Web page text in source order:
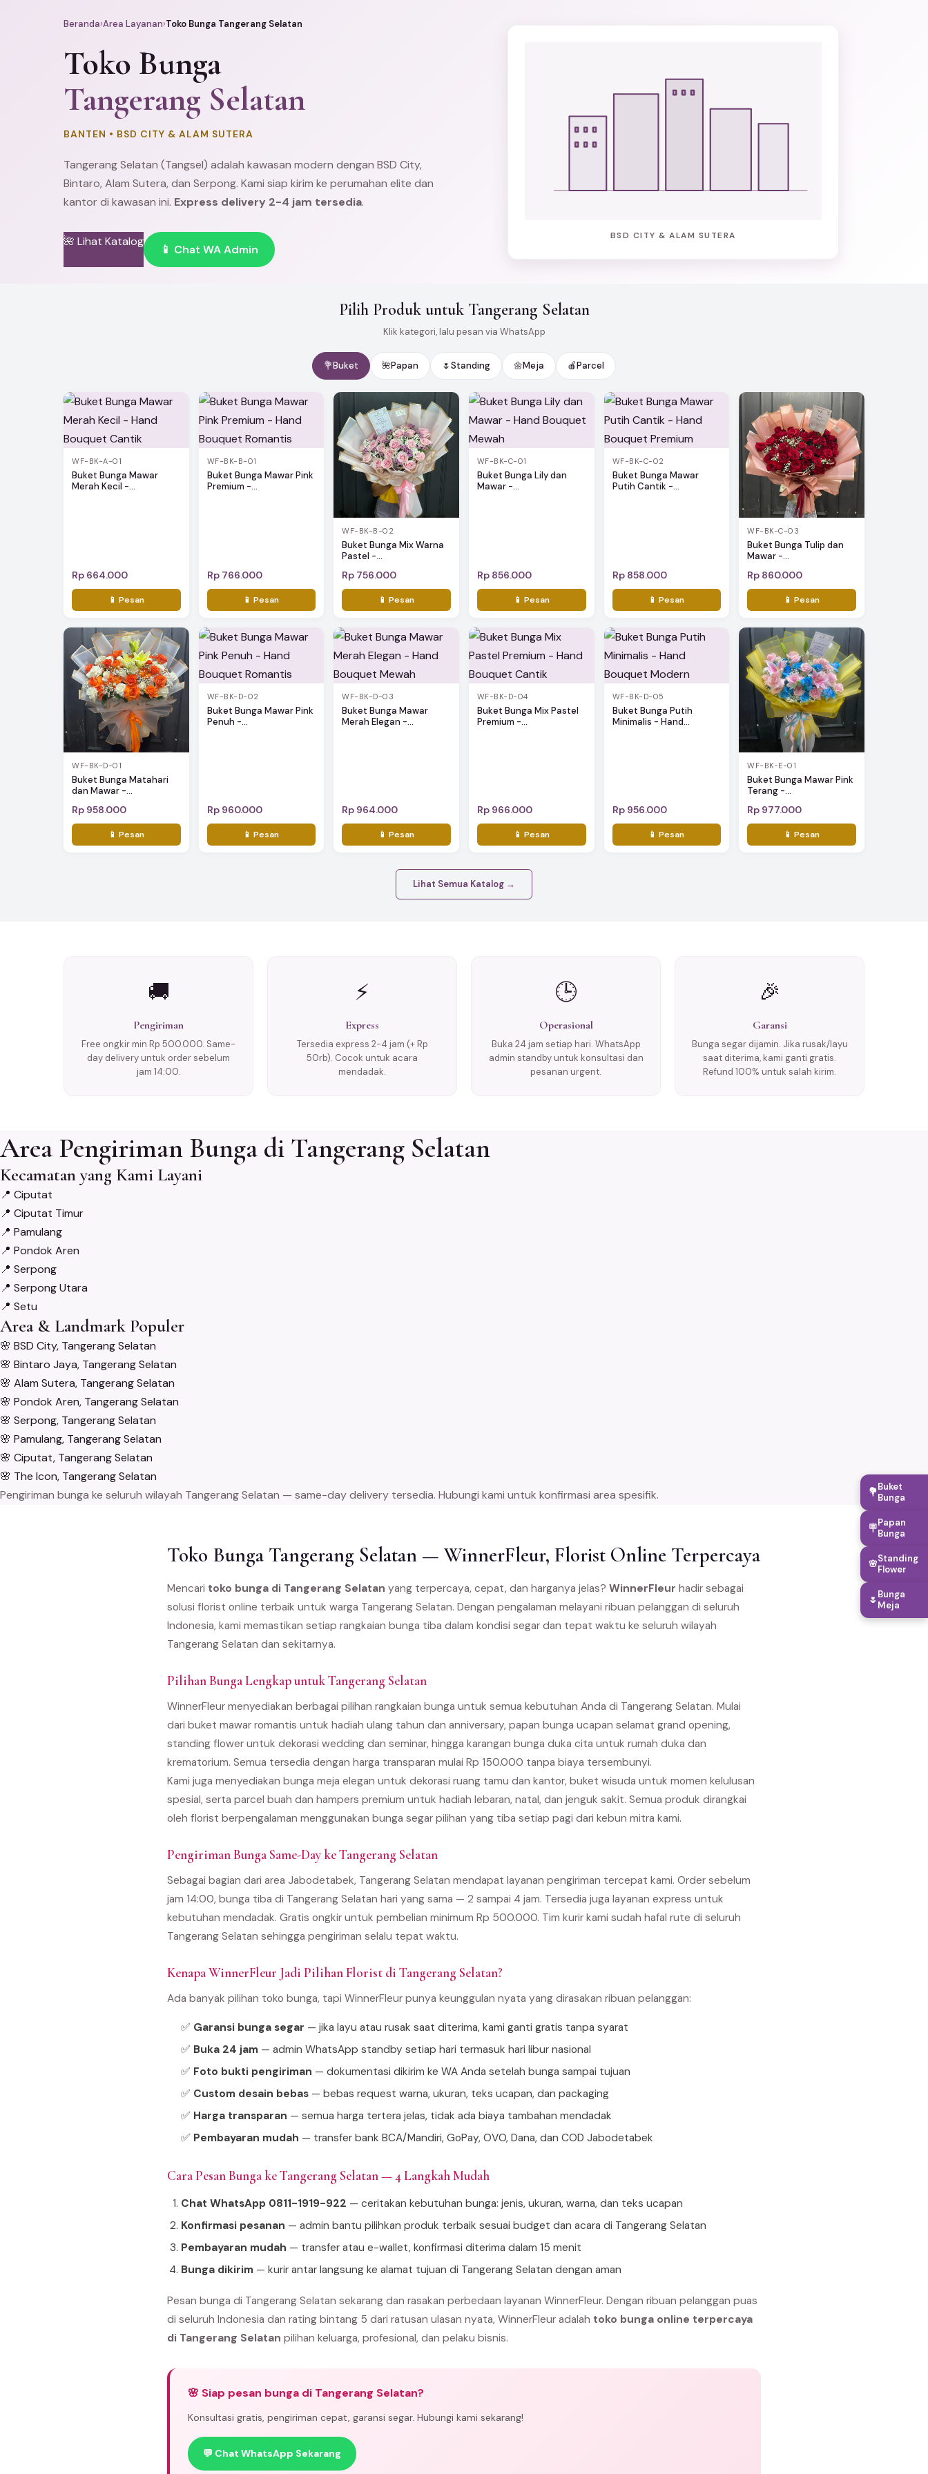
Beranda›Area Layanan›Toko Bunga Tangerang Selatan
Toko Bunga
Tangerang Selatan
BANTEN • BSD CITY & ALAM SUTERA
TangerangSelatan (Tangsel) adalah kawasan modern dengan BSD City,
Bintaro, Alam Sutera, dan Serpong. Kami siap kirim ke perumahan elite dan
kantor di kawasan ini. Express delivery 2-4 jam tersedia.
🌺 Lihat Katalog
📱 Chat WA Admin
BSD CITY & ALAM SUTERA
Pilih Produk untuk Tangerang Selatan
Klik kategori, lalu pesan via WhatsApp
💐Buket 🌺Papan 🌷Standing 🌼Meja 🍎Parcel
WF-BK-A-01
Buket Bunga Mawar
Merah Kecil -...
Rp 664.000
📱 Pesan
WF-BK-B-01
Buket Bunga Mawar Pink
Premium -...
Rp 766.000
📱 Pesan
WF-BK-B-02
Buket Bunga Mix Warna
Pastel -...
Rp 756.000
📱 Pesan
WF-BK-C-01
Buket Bunga Lily dan
Mawar -...
Rp 856.000
📱 Pesan
WF-BK-C-02
Buket Bunga Mawar
Putih Cantik -...
Rp 858.000
📱 Pesan
WF-BK-C-03
Buket Bunga Tulip dan
Mawar -...
Rp 860.000
📱 Pesan
WF-BK-D-01
Buket Bunga Matahari
dan Mawar -...
Rp 958.000
📱 Pesan
WF-BK-D-02
Buket Bunga Mawar Pink
Penuh -...
Rp 960.000
📱 Pesan
WF-BK-D-03
Buket Bunga Mawar
Merah Elegan -...
Rp 964.000
📱 Pesan
WF-BK-D-04
Buket Bunga Mix Pastel
Premium -...
Rp 966.000
📱 Pesan
WF-BK-D-05
Buket Bunga Putih
Minimalis - Hand...
Rp 956.000
📱 Pesan
WF-BK-E-01
Buket Bunga Mawar Pink
Terang -...
Rp 977.000
📱 Pesan
Lihat Semua Katalog →
🚚
Pengiriman
Free ongkir min Rp 500.000. Same-
day delivery untuk order sebelum
jam 14:00.
⚡
Express
Tersedia express 2-4 jam (+ Rp
50rb). Cocok untuk acara
mendadak.
🕒
Operasional
Buka 24 jam setiap hari. WhatsApp
admin standby untuk konsultasi dan
pesanan urgent.
🎉
Garansi
Bunga segar dijamin. Jika rusak/layu
saat diterima, kami ganti gratis.
Refund 100% untuk salah kirim.
Area Pengiriman Bunga di Tangerang Selatan
Kecamatan yang Kami Layani
📍 Ciputat
📍 Ciputat Timur
📍 Pamulang
📍 Pondok Aren
📍 Serpong
📍 Serpong Utara
📍 Setu
Area & Landmark Populer
🌸 BSD City, Tangerang Selatan
🌸 Bintaro Jaya, Tangerang Selatan
🌸 Alam Sutera, Tangerang Selatan
🌸 Pondok Aren, Tangerang Selatan
🌸 Serpong, Tangerang Selatan
🌸 Pamulang, Tangerang Selatan
🌸 Ciputat, Tangerang Selatan
🌸 The Icon, Tangerang Selatan
Pengiriman bunga ke seluruh wilayah Tangerang Selatan — same-day delivery tersedia. Hubungi kami untuk konfirmasi area spesifik.
Toko Bunga Tangerang Selatan — WinnerFleur, Florist Online Terpercaya
Mencari toko bunga di Tangerang Selatan yang terpercaya, cepat, dan harganya jelas? WinnerFleur hadir sebagai
solusi florist online terbaik untuk warga Tangerang Selatan. Dengan pengalaman melayani ribuan pelanggan di seluruh
Indonesia, kami memastikan setiap rangkaian bunga tiba dalam kondisi segar dan tepat waktu ke seluruh wilayah
Tangerang Selatan dan sekitarnya.
Pilihan Bunga Lengkap untuk Tangerang Selatan
WinnerFleur menyediakan berbagai pilihan rangkaian bunga untuk semua kebutuhan Anda di Tangerang Selatan. Mulai
dari buket mawar romantis untuk hadiah ulang tahun dan anniversary, papan bunga ucapan selamat grand opening,
standing flower untuk dekorasi wedding dan seminar, hingga karangan bunga duka cita untuk rumah duka dan
krematorium. Semua tersedia dengan harga transparan mulai Rp 150.000 tanpa biaya tersembunyi.
Kami juga menyediakan bunga meja elegan untuk dekorasi ruang tamu dan kantor, buket wisuda untuk momen kelulusan
spesial, serta parcel buah dan hampers premium untuk hadiah lebaran, natal, dan jenguk sakit. Semua produk dirangkai
oleh florist berpengalaman menggunakan bunga segar pilihan yang tiba setiap pagi dari kebun mitra kami.
Pengiriman Bunga Same-Day ke Tangerang Selatan
Sebagai bagian dari area Jabodetabek, Tangerang Selatan mendapat layanan pengiriman tercepat kami. Order sebelum
jam 14:00, bunga tiba di Tangerang Selatan hari yang sama — 2 sampai 4 jam. Tersedia juga layanan express untuk
kebutuhan mendadak. Gratis ongkir untuk pembelian minimum Rp 500.000. Tim kurir kami sudah hafal rute di seluruh
Tangerang Selatan sehingga pengiriman selalu tepat waktu.
Kenapa WinnerFleur Jadi Pilihan Florist di Tangerang Selatan?
Ada banyak pilihan toko bunga, tapi WinnerFleur punya keunggulan nyata yang dirasakan ribuan pelanggan:
✅ Garansi bunga segar — jika layu atau rusak saat diterima, kami ganti gratis tanpa syarat
✅ Buka 24 jam — admin WhatsApp standby setiap hari termasuk hari libur nasional
✅ Foto bukti pengiriman — dokumentasi dikirim ke WA Anda setelah bunga sampai tujuan
✅ Custom desain bebas — bebas request warna, ukuran, teks ucapan, dan packaging
✅ Harga transparan — semua harga tertera jelas, tidak ada biaya tambahan mendadak
✅ Pembayaran mudah — transfer bank BCA/Mandiri, GoPay, OVO, Dana, dan COD Jabodetabek
Cara Pesan Bunga ke Tangerang Selatan — 4 Langkah Mudah
Chat WhatsApp 0811-1919-922 — ceritakan kebutuhan bunga: jenis, ukuran, warna, dan teks ucapan
Konfirmasi pesanan — admin bantu pilihkan produk terbaik sesuai budget dan acara di Tangerang Selatan
Pembayaran mudah — transfer atau e-wallet, konfirmasi diterima dalam 15 menit
Bunga dikirim — kurir antar langsung ke alamat tujuan di Tangerang Selatan dengan aman
Pesan bunga di Tangerang Selatan sekarang dan rasakan perbedaan layanan WinnerFleur. Dengan ribuan pelanggan puas
di seluruh Indonesia dan rating bintang 5 dari ratusan ulasan nyata, WinnerFleur adalah toko bunga online terpercaya
di Tangerang Selatan pilihan keluarga, profesional, dan pelaku bisnis.
🌸 Siap pesan bunga di Tangerang Selatan?
Konsultasi gratis, pengiriman cepat, garansi segar. Hubungi kami sekarang!
💬 Chat WhatsApp Sekarang
💐Buket
Bunga
🪧Papan
Bunga
🌸Standing
Flower
🌷Bunga
Meja